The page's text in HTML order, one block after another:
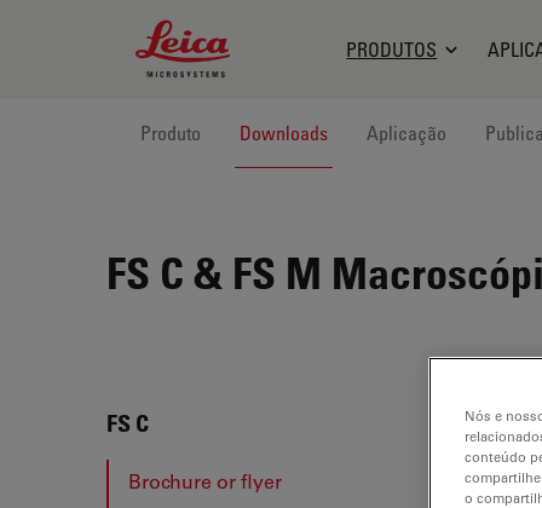
Leica Microsystems Logo
PRODUTOS
Produto Downloads Aplicação
FS C & FS M
FS C
Brochure or flyer
FS C
Nós e
conteúdo
o